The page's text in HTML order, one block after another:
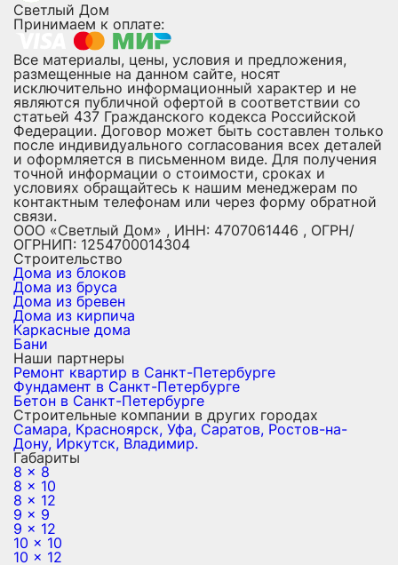
Светлый Дом
Принимаем к оплате:
Все материалы, цены, условия и предложения,
размещенные на данном сайте, носят
исключительно информационный характер и не
являются публичной офертой в соответствии со
статьей 437 Гражданского кодекса Российской
Федерации. Договор может быть составлен только
после индивидуального согласования всех деталей
и оформляется в письменном виде. Для получения
точной информации о стоимости, сроках и
условиях обращайтесь к нашим менеджерам по
контактным телефонам или через форму обратной
связи.
ООО «Светлый Дом» , ИНН: 4707061446 , ОГРН/
ОГРНИП: 1254700014304
Строительство
Дома из блоков
Дома из бруса
Дома из бревен
Дома из кирпича
Каркасные дома
Бани
Наши партнеры
Ремонт квартир в Санкт-Петербурге
Фундамент в Санкт-Петербурге
Бетон в Санкт-Петербурге
Строительные компании в других городах
Самара, Красноярск, Уфа, Саратов, Ростов-на-
Дону, Иркутск, Владимир.
Габариты
8 x 8
8 x 10
8 x 12
9 x 9
9 x 12
10 x 10
10 x 12